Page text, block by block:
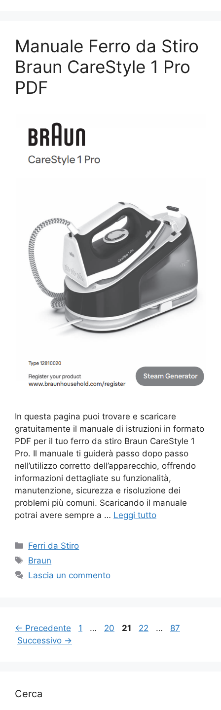
Manuale Ferro da Stiro
Braun CareStyle 1 Pro
PDF
In questa pagina puoi trovare e scaricare
gratuitamente il manuale di istruzioni in formato
PDF per il tuo ferro da stiro Braun CareStyle 1
Pro. Il manuale ti guiderà passo dopo passo
nell’utilizzo corretto dell’apparecchio, offrendo
informazioni dettagliate su funzionalità,
manutenzione, sicurezza e risoluzione dei
problemi più comuni. Scaricando il manuale
potrai avere sempre a … Leggi tutto
Categorie
Ferri da Stiro
Tag
Braun
Lascia un commento
← Precedente Pagina
1 … Pagina
20 Pagina
21 Pagina
22 … Pagina
87
Successivo →
Cerca